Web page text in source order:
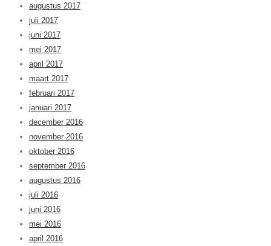
augustus 2017
juli 2017
juni 2017
mei 2017
april 2017
maart 2017
februari 2017
januari 2017
december 2016
november 2016
oktober 2016
september 2016
augustus 2016
juli 2016
juni 2016
mei 2016
april 2016